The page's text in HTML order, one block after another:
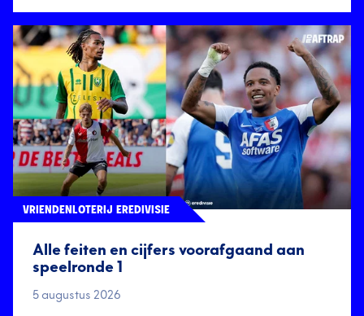
Alle feiten en cijfers voorafgaand aan
speelronde 1
VRIENDENLOTERIJ EREDIVISIE
5 augustus 2026